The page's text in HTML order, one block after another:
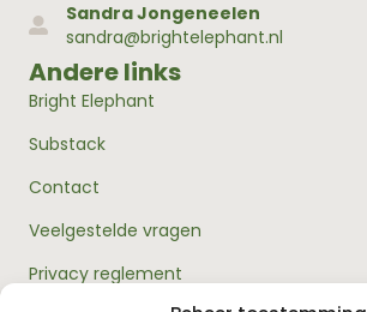
Sandra Jongeneelen
sandra@brightelephant.nl
Andere links
Bright Elephant
Substack
Contact
Veelgestelde vragen
Privacy reglement